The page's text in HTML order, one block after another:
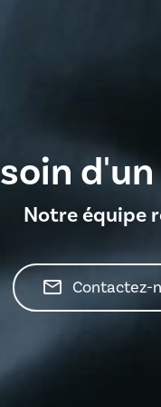
Notre équipe
mail_outline Contactez-